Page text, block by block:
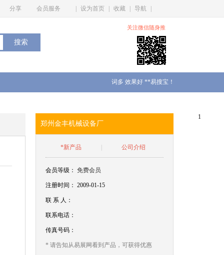
分享 会员服务 设为首页 收藏 导航
关注微信随身推
词多 效果好 **易搜宝！
郑州金丰机械设备厂
*新产品 公司介绍
会员等级：免费会员
注册时间： 2009-01-15
联 系 人：
联系电话：
传真号码：
* 请告知从易展网看到产品，可获得优惠
1